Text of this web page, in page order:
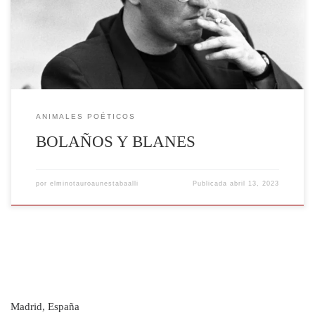
ANIMALES POÉTICOS
BOLAÑOS Y BLANES
por elminotauroaunestabaalli Publicadaabril 13, 2023
Madrid, España